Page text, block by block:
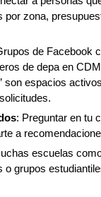
por zona,
de Facebook
de depa en
son espacios
: Preguntar en tu
a
escuelas
o grupos